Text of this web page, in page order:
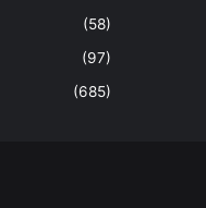
(58)
(97)
(685)